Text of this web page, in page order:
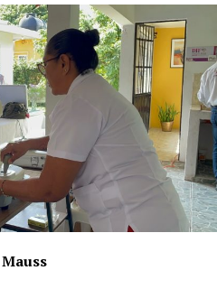
día autoridades comunitarias
a los perros que
solicitar información a
dueños y, posteriormente,
donde incluso
a una multa.
entre pobladores,
Municipal podría
al anunciar posibles
jurídico que las